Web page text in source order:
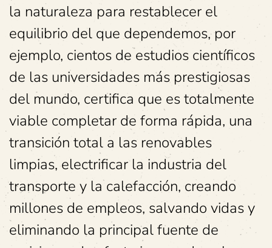
la naturaleza para restablecer el
equilibrio del que dependemos, por
ejemplo, cientos de estudios científicos
de las universidades más prestigiosas
del mundo, certifica que es totalmente
viable completar de forma rápida, una
transición total a las renovables
limpias, electrificar la industria del
transporte y la calefacción, creando
millones de empleos, salvando vidas y
eliminando la principal fuente de